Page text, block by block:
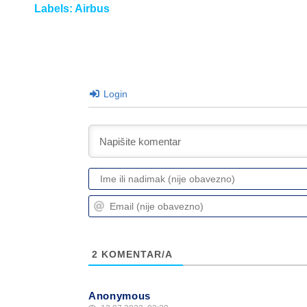
Labels: Airbus
Login
2 KOMENTAR/A
Anonymous